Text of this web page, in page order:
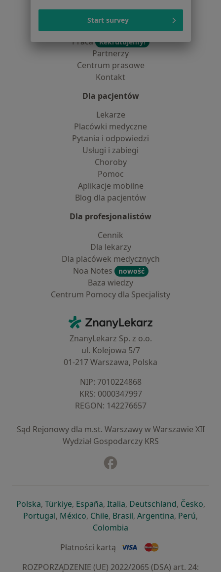
Dostępność
O nas
Praca Rekrutujemy!
Partnerzy
Centrum prasowe
Kontakt
Dla pacjentów
Lekarze
Placówki medyczne
Pytania i odpowiedzi
Usługi i zabiegi
Choroby
Pomoc
Aplikacje mobilne
Blog dla pacjentów
Dla profesjonalistów
Cennik
Dla lekarzy
Dla placówek medycznych
Noa Notes
nowość
Baza wiedzy
Centrum Pomocy dla Specjalisty
ZnanyLekarz - Strona główna
ZnanyLekarz Sp. z o.o.
ul. Kolejowa 5/7
01-217 Warszawa, Polska
NIP: ⁠7010224868
KRS: ⁠0000347997
REGON: ⁠142276657
Sąd Rejonowy dla m.st. Warszawy w Warszawie XII
Wydział Gospodarczy KRS
Polskaotwiera się w nowej karcie
, Türkiyeotwiera się w nowej karcie
, Españaotwiera się w nowej karcie
, Italiaotwiera się w nowej
, Deutschlandotwiera się
, Česko,
Portugalotwiera się w nowej karcie
, Méxicootwiera się w nowej karcie
, Chileotwiera się w nowej karcie
, Brasilotwiera się w nowej
, Argentinaotwiera się
, Perú,
Colombia
Płatności kartą
ROZPORZĄDZENIE (UE) 2022/2065 (DSA) art. 24:
Start survey